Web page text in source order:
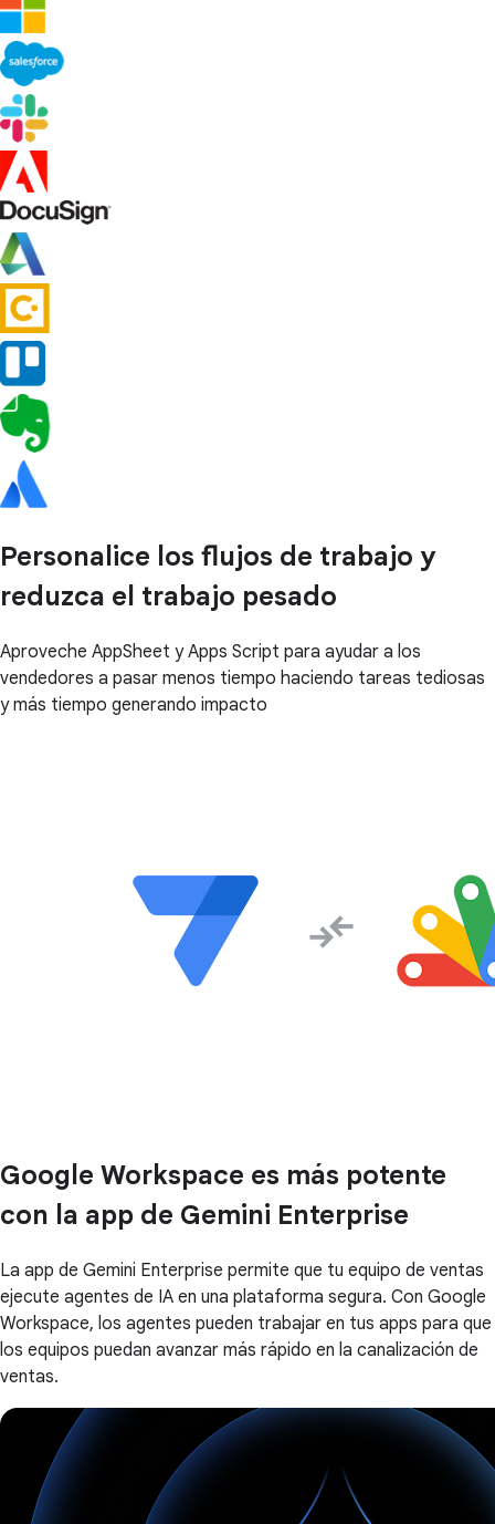
Personalice los flujos de trabajo y
reduzca el trabajo pesado
Aproveche AppSheet y Apps Script para ayudar a los
vendedores a pasar menos tiempo haciendo tareas tediosas
y más tiempo generando impacto
Google Workspace es más potente
con la app de Gemini Enterprise
La app de Gemini Enterprise permite que tu equipo de ventas
ejecute agentes de IA en una plataforma segura. Con Google
Workspace, los agentes pueden trabajar en tus apps para que
los equipos puedan avanzar más rápido en la canalización de
ventas.